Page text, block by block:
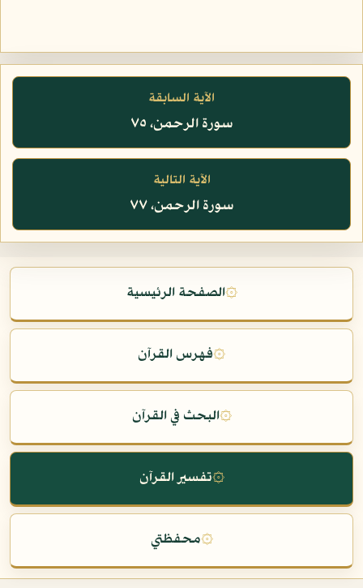
الآية السابقة
سورة الرحمن، ٧٥
الآية التالية
سورة الرحمن، ٧٧
۞الصفحة الرئيسية
۞فهرس القرآن
۞البحث في القرآن
۞تفسير القرآن
۞محفظتي